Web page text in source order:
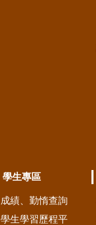
學生專區
成績、勤惰查詢
學生學習歷程平